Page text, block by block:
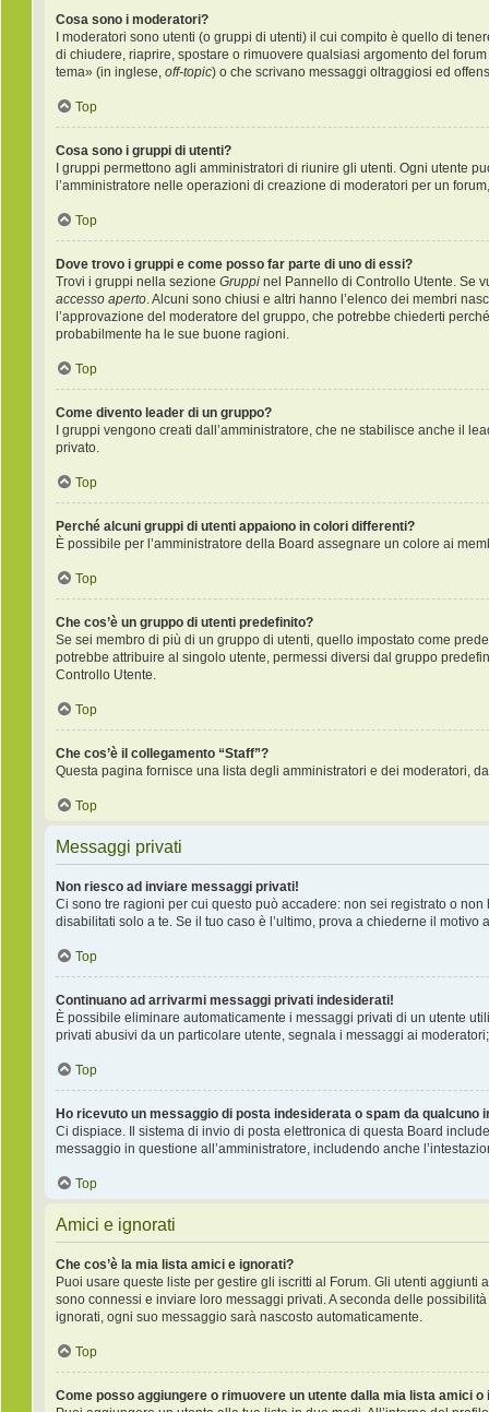
Cosa sono i moderatori?
I moderatori sono utenti (o gruppi di utenti) il cui compito è quello di
di chiudere, riaprire, spostare o rimuovere qualsiasi argomento del
tema» (in inglese, off-topic) o che scrivano messaggi oltraggiosi ed
Top
Cosa sono i gruppi di utenti?
I gruppi permettono agli amministratori di riunire gli utenti. Ogni utente
l’amministratore nelle operazioni di creazione di moderatori per un
Top
Dove trovo i gruppi e come posso far parte di uno di essi?
Trovi i gruppi nella sezione Gruppi nel Pannello di Controllo Utente. Se
accesso aperto. Alcuni sono chiusi e altri hanno l’elenco dei membri
l’approvazione del moderatore del gruppo, che potrebbe chiederti
probabilmente ha le sue buone ragioni.
Top
Come divento leader di un gruppo?
I gruppi vengono creati dall’amministratore, che ne stabilisce anche il
privato.
Top
Perché alcuni gruppi di utenti appaiono in colori differenti?
È possibile per l’amministratore della Board assegnare un colore ai
Top
Che cos’è un gruppo di utenti predefinito?
Se sei membro di più di un gruppo di utenti, quello impostato come
potrebbe attribuire al singolo utente, permessi diversi dal gruppo
Controllo Utente.
Top
Che cos’è il collegamento “Staff”?
Questa pagina fornisce una lista degli amministratori e dei moderatori,
Top
Messaggi privati
Non riesco ad inviare messaggi privati!
Ci sono tre ragioni per cui questo può accadere: non sei registrato o
disabilitati solo a te. Se il tuo caso è l’ultimo, prova a chiederne il motivo
Top
Continuano ad arrivarmi messaggi privati indesiderati!
È possibile eliminare automaticamente i messaggi privati ​​di un utente
privati ​​abusivi da un particolare utente, segnala i messaggi ai
Top
Ho ricevuto un messaggio di posta indesiderata o spam da qualcuno
Ci dispiace. Il sistema di invio di posta elettronica di questa Board
messaggio in questione all’amministratore, includendo anche
Top
Amici e ignorati
Che cos’è la mia lista amici e ignorati?
Puoi usare queste liste per gestire gli iscritti al Forum. Gli utenti
sono connessi e inviare loro messaggi privati. A seconda delle
ignorati, ogni suo messaggio sarà nascosto automaticamente.
Top
Come posso aggiungere o rimuovere un utente dalla mia lista amici o